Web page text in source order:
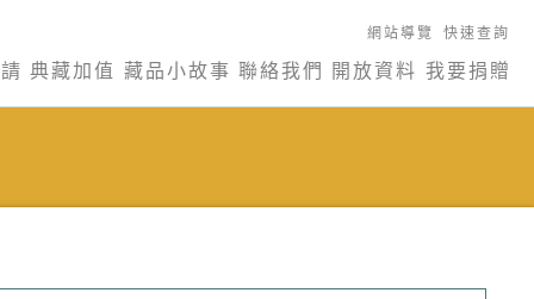
網站導覽 快速查詢
典藏加值 藏品小故事 聯絡我們 開放資料 我要捐贈